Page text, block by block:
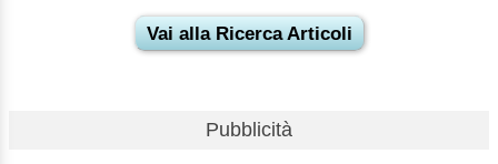
Vai alla Ricerca Articoli
Pubblicità